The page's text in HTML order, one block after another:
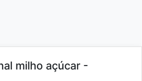
milho açúcar -